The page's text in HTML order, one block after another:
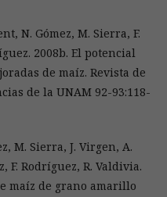
N. Gómez, M. Sierra, F.
2008b. El potencial
de maíz. Revista de
de la UNAM 92-93:118-
M. Sierra, J. Virgen, A.
F. Rodríguez, R. Valdivia.
maíz de grano amarillo